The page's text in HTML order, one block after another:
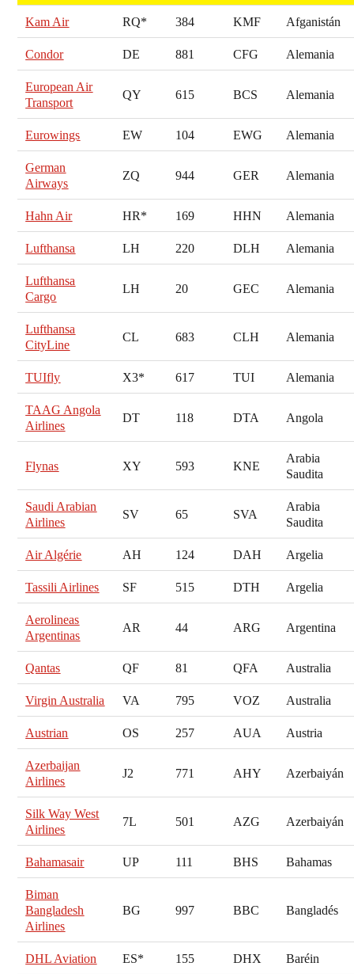
Kam Air RQ* 384 KMF Afganistán
Condor DE 881 CFG Alemania
European Air
Transport
QY 615 BCS Alemania
Eurowings EW 104 EWG Alemania
German
Airways
ZQ 944 GER Alemania
Hahn Air HR* 169 HHN Alemania
Lufthansa LH 220 DLH Alemania
Lufthansa
Cargo
LH 20 GEC Alemania
Lufthansa
CityLine
CL 683 CLH Alemania
TUIfly X3* 617 TUI Alemania
TAAG Angola
Airlines
DT 118 DTA Angola
Flynas XY 593 KNE
Arabia
Saudita
Saudi Arabian
Airlines
SV 65 SVA
Arabia
Saudita
Air Algérie AH 124 DAH Argelia
Tassili Airlines SF 515 DTH Argelia
Aerolineas
Argentinas
AR 44 ARG Argentina
Qantas QF 81 QFA Australia
Virgin Australia VA 795 VOZ Australia
Austrian OS 257 AUA Austria
Azerbaijan
Airlines
J2 771 AHY Azerbaiyán
Silk Way West
Airlines
7L 501 AZG Azerbaiyán
Bahamasair UP 111 BHS Bahamas
Biman
Bangladesh
Airlines
BG 997 BBC Bangladés
DHL Aviation ES* 155 DHX Baréin